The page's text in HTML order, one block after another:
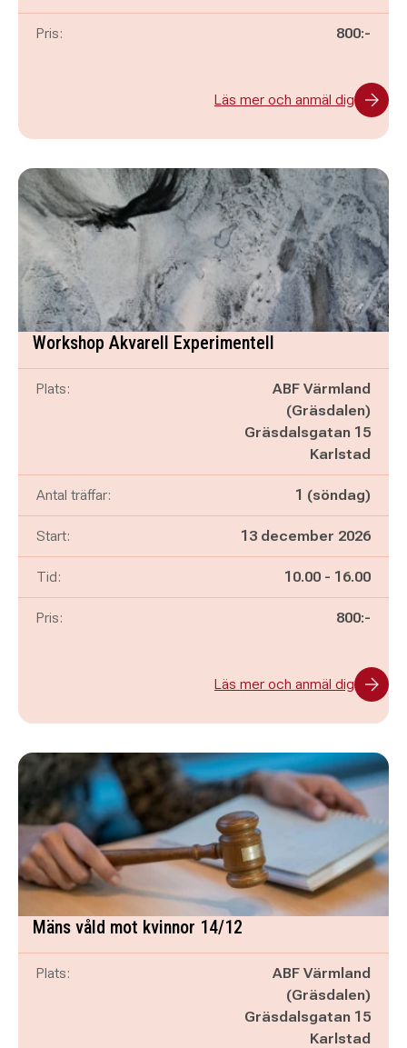
Pris: 800:-
Läs mer och anmäl dig
Workshop Akvarell Experimentell
Plats:
ABF Värmland
(Gräsdalen)
Gräsdalsgatan 15
Karlstad
Antal träffar: 1 (söndag)
Start: 13 december 2026
Tid: Pågår mellan
10.00 - och
16.00
Pris: 800:-
Läs mer och anmäl dig
Mäns våld mot kvinnor 14/12
Plats:
ABF Värmland
(Gräsdalen)
Gräsdalsgatan 15
Karlstad